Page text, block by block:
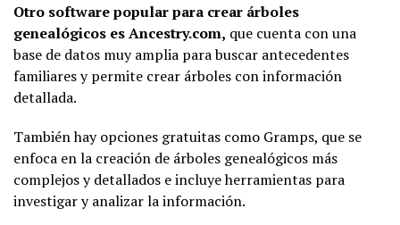
Otro software popular para crear árboles
genealógicos es Ancestry.com, que cuenta con una
base de datos muy amplia para buscar antecedentes
familiares y permite crear árboles con información
detallada.
También hay opciones gratuitas como Gramps, que se
enfoca en la creación de árboles genealógicos más
complejos y detallados e incluye herramientas para
investigar y analizar la información.